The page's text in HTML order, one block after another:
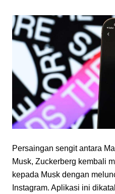
Persaingan sengit antara
Musk, Zuckerberg kembali
kepada Musk dengan
Instagram. Aplikasi ini